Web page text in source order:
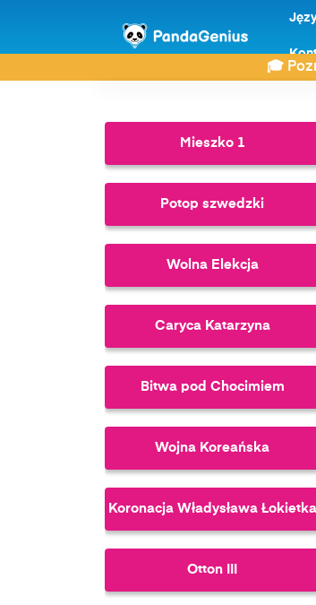
🎓
ZDAY Historia Niewolnictwo
Mieszko 1
Potop szwedzki
Wolna Elekcja
Caryca Katarzyna
Bitwa pod Chocimiem
Wojna Koreańska
Koronacja Władysława Łokietka
Otton III